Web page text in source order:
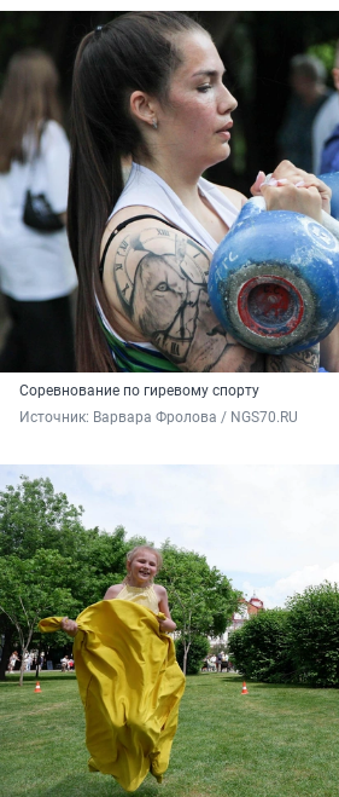
Соревнование по гиревому спорту
Источник: Варвара Фролова / NGS70.RU